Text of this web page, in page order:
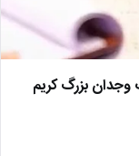
وجدان بزرگ کریم